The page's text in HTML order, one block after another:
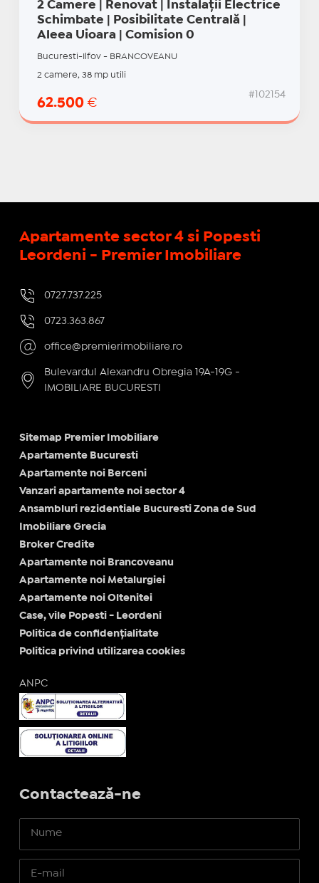
2 Camere | Renovat | Instalații Electrice
Schimbate | Posibilitate Centrală |
Aleea Uioara | Comision 0
Bucuresti-Ilfov - BRANCOVEANU
2 camere, 38 mp utili
62.500 €
#102154
Apartamente sector 4 si Popesti
Leordeni - Premier Imobiliare
0727.737.225
0723.363.867
office@premierimobiliare.ro
Bulevardul Alexandru Obregia 19A-19G -
IMOBILIARE BUCURESTI
Sitemap Premier Imobiliare
Apartamente Bucuresti
Apartamente noi Berceni
Vanzari apartamente noi sector 4
Ansambluri rezidentiale Bucuresti Zona de Sud
Imobiliare Grecia
Broker Credite
Apartamente noi Brancoveanu
Apartamente noi Metalurgiei
Apartamente noi Oltenitei
Case, vile Popesti - Leordeni
Politica de confidențialitate
Politica privind utilizarea cookies
ANPC
Contactează-ne